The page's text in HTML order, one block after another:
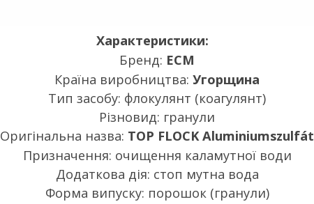
Характеристики:
Бренд: ECM
Країна виробництва: Угорщина
Тип засобу: флокулянт (коагулянт)
Різновид: гранули
Оригінальна назва: TOP FLOCK Aluminiumszulfát
Призначення: очищення каламутної води
Додаткова дія: стоп мутна вода
Форма випуску: порошок (гранули)